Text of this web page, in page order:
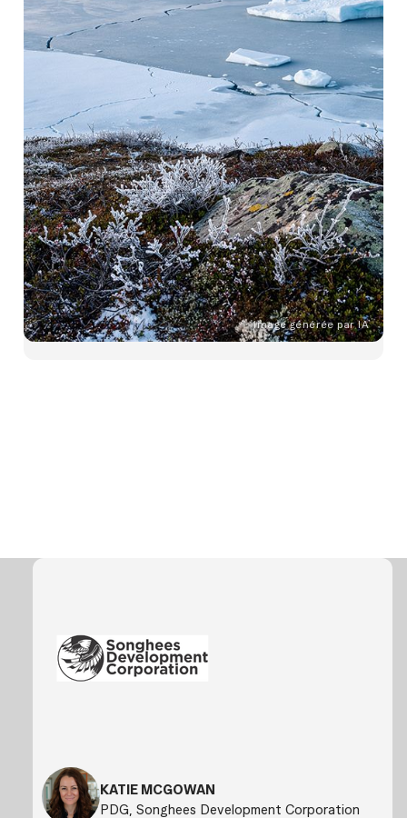
Image générée par IA
KATIE MCGOWAN
PDG, Songhees Development Corporation